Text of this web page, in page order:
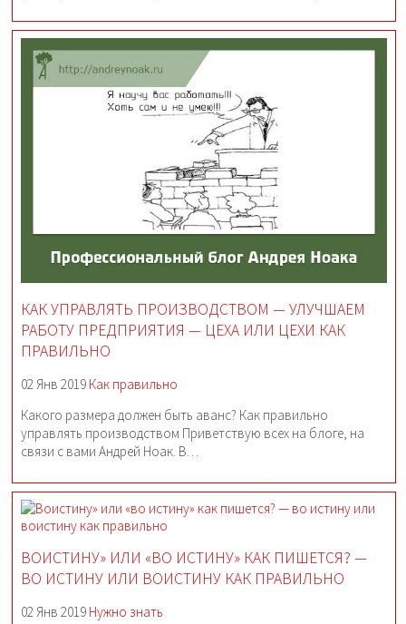
КАК УПРАВЛЯТЬ ПРОИЗВОДСТВОМ — УЛУЧШАЕМ
РАБОТУ ПРЕДПРИЯТИЯ — ЦЕХА ИЛИ ЦЕХИ КАК
ПРАВИЛЬНО
02 Янв 2019 Как правильно
Какого размера должен быть аванс? Как правильно
управлять производством Приветствую всех на блоге, на
связи с вами Андрей Ноак. В…
ВОИСТИНУ» ИЛИ «ВО ИСТИНУ» КАК ПИШЕТСЯ? —
ВО ИСТИНУ ИЛИ ВОИСТИНУ КАК ПРАВИЛЬНО
02 Янв 2019 Нужно знать